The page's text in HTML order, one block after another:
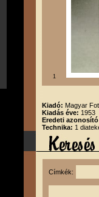
1
Kiadó: Magyar
Kiadás éve: 1953
Eredeti
Technika: 1
Címkék: